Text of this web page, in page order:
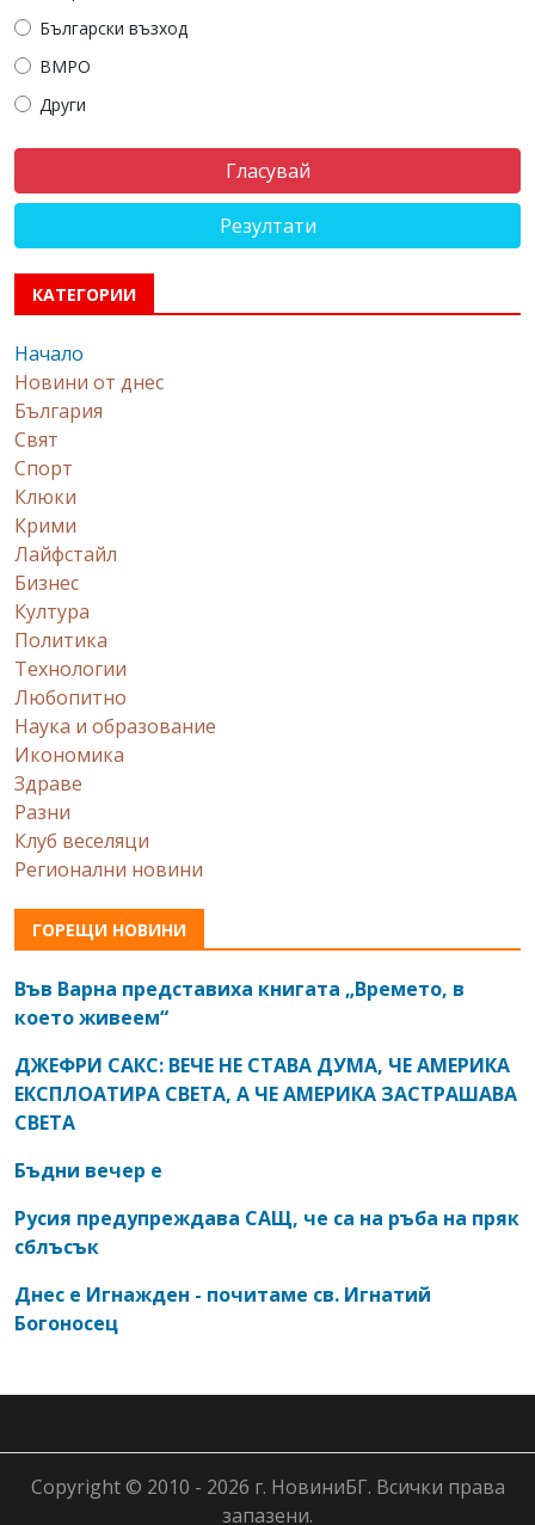
Български възход
ВМРО
Други
Резултати
КАТЕГОРИИ
Начало
Новини от днес
България
Свят
Спорт
Клюки
Крими
Лайфстайл
Бизнес
Култура
Политика
Технологии
Любопитно
Наука и образование
Икономика
Здраве
Разни
Клуб веселяци
Регионални новини
ГОРЕЩИ НОВИНИ
Във Варна представиха книгата „Времето, в
което живеем“
ДЖЕФРИ САКС: ВЕЧЕ НЕ СТАВА ДУМА, ЧЕ АМЕРИКА
ЕКСПЛОАТИРА СВЕТА, А ЧЕ АМЕРИКА ЗАСТРАШАВА
СВЕТА
Бъдни вечер е
Русия предупреждава САЩ, че са на ръба на пряк
сблъсък
Днес е Игнажден - почитаме св. Игнатий
Богоносец
Copyright © 2010 - 2026 г. НовиниБГ. Всички права
запазени.